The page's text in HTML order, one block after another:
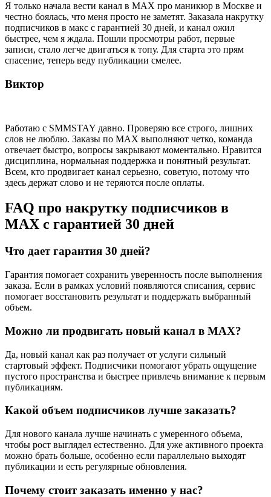
Я только начала вести канал в MAX про маникюр в Москве и
честно боялась, что меня просто не заметят. Заказала накрутку
подписчиков в макс с гарантией 30 дней, и канал ожил
быстрее, чем я ждала. Пошли просмотры работ, первые
записи, стало легче двигаться к топу. Для старта это прям
спасение, теперь веду публикации смелее.
Виктор
Работаю с SMMSTAY давно. Проверяю все строго, лишних
слов не люблю. Заказы по MAX выполняют четко, команда
отвечает быстро, вопросы закрывают моментально. Нравится
дисциплина, нормальная поддержка и понятный результат.
Всем, кто продвигает канал серьезно, советую, потому что
здесь держат слово и не теряются после оплаты.
FAQ про накрутку подписчиков в
MAX с гарантией 30 дней
Что дает гарантия 30 дней?
Гарантия помогает сохранить уверенность после выполнения
заказа. Если в рамках условий появляются списания, сервис
помогает восстановить результат и поддержать выбранный
объем.
Можно ли продвигать новый канал в MAX?
Да, новый канал как раз получает от услуги сильный
стартовый эффект. Подписчики помогают убрать ощущение
пустого пространства и быстрее привлечь внимание к первым
публикациям.
Какой объем подписчиков лучше заказать?
Для нового канала лучше начинать с умеренного объема,
чтобы рост выглядел естественно. Для уже активного проекта
можно брать больше, особенно если параллельно выходят
публикации и есть регулярные обновления.
Почему стоит заказать именно у нас?